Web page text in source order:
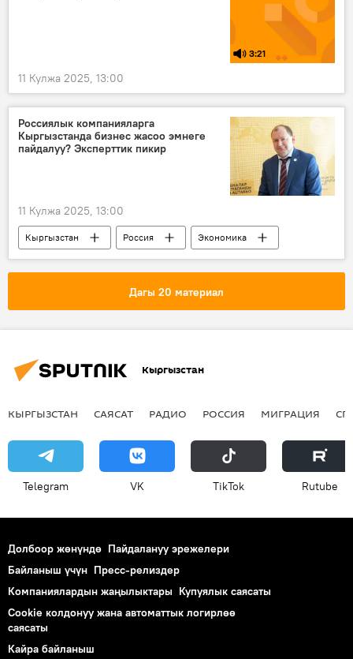
3:21
11 Кулжа 2025, 13:00
Россиялык компанияларга
Кыргызстанда бизнес жасоо эмнеге
пайдалуу? Эксперттик пикир
11 Кулжа 2025, 13:00
Кыргызстан Россия
Экономика
артыкчылык
Владимир Компанейщиков
Дагы 20 материал
Кыргызстан
КЫРГЫЗСТАН САЯСАТ РАДИО РОССИЯ МИГРАЦИЯ
Telegram VK ТikТоk Rutube
Долбоор жөнүндө Пайдалануу эрежелери
Байланыш үчүн Пресс-релиздер
Компаниялардын жаңылыктары Купуялык саясаты
Cookie колдонуу жана автоматтык логирлөө
саясаты
Кайра байланыш